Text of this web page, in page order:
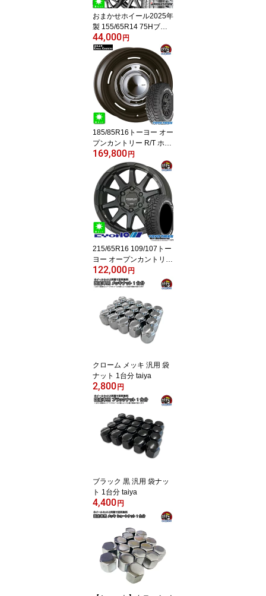
おまかせホイール2025年
製 155/65R14 75Hブリ
ヂストン ニューノ BRID
GESTONE NEWNO新品
サマータイヤ ホイール4
本セット14インチ 4H10
0空気圧 バランス調整済
み taiya
44,000 円
185/85R16トーヨー オー
プンカントリー R/T ホワ
イトレター新品 サマータ
イヤ ホイール4本セット
クリムソン DEAN クロス
カントリー16インチ 5.5J
5H139.7マットブラック
taiya
169,800 円
215/65R16 109/107トー
ヨー オープンカントリー
RTTOYO OPEN COUNT
RY R/Tホワイトレター新
品 サマータイヤ ホイー
ル4本セットKYOHO サ
ーキュラー C10X16イン
チ 6.5J 6H139.7マットブ
ラック taiya
122,000 円
クローム メッキ 汎用 袋
ナット 1台分 taiya
2,800 円
ブラック 黒 汎用 袋ナッ
ト 1台分 taiya
4,400 円